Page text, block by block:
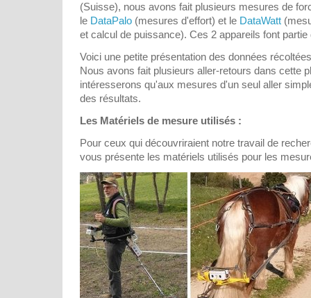
(Suisse), nous avons fait plusieurs mesures de
le DataPalo (mesures d'effort) et le DataWatt
et calcul de puissance). Ces 2 appareils font
Voici une petite présentation des données
Nous avons fait plusieurs aller-retours dans cette
intéresserons qu'aux mesures d'un seul aller
des résultats.
Les Matériels de mesure utilisés :
Pour ceux qui découvriraient notre travail de
vous présente les matériels utilisés pour les